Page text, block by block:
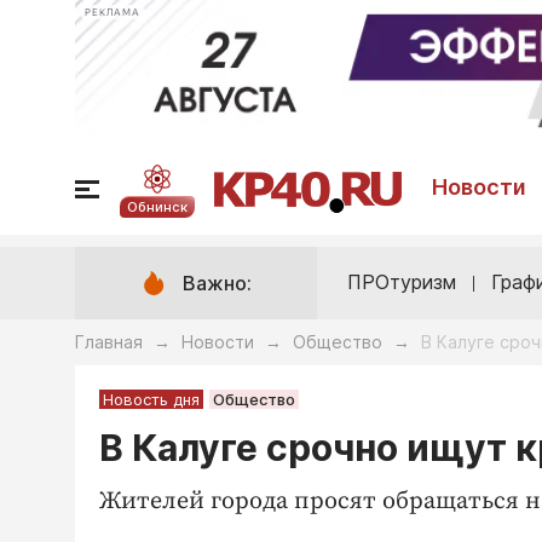
РЕКЛАМА
Обнинск
Новости
Важно: ПРОтуризм
Главная → Новости → Общество → В Калуге
Новость дня Общество
В Калуге срочно ищут
Жителей города просят обращаться